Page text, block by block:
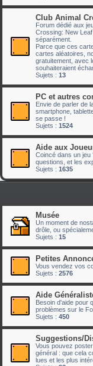
Club Animal
Forum dédié aux
Crossing: New
séparément.
Parce que ces
cartes aléatoires,
gratuitement, avec
souhaiteraient
Sujets : 13
PC et autres
Envie de parler de
smartphone,
se passe !
Sujets : 1524
Aide aux
Coincé dans un
questions, et les
Sujets : 1635
Musée
Un moment de
drôle, ou
Sujets : 15
Petites
Vous vendez vos
Sujets : 2576
Aide
Besoin d'aide pour
problèmes sur le
Sujets : 450
Suggestions/
Vous pouvez
général : que cela
lues et les plus